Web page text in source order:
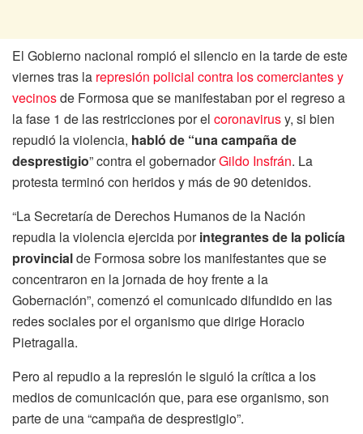
El Gobierno nacional rompió el silencio en la tarde de este
viernes tras la represión policial contra los comerciantes y
vecinosde Formosa que se manifestaban por el regreso a
la fase 1 de las restricciones por el coronavirusy, si bien
repudió la violencia, habló de “una campaña de
desprestigio” contra el gobernadorGildo Insfrán. La
protesta terminó con heridos y más de 90 detenidos.
“La Secretaría de Derechos Humanos de la Nación
repudia la violencia ejercida porintegrantes de la policía
provincialde Formosa sobre los manifestantes que se
concentraron en la jornada de hoy frente a la
Gobernación”, comenzó el comunicado difundido en las
redes sociales por el organismo que dirige Horacio
Pietragalla.
Pero al repudio a la represión le siguió la crítica a los
medios de comunicación que, para ese organismo, son
parte de una “campaña de desprestigio”.